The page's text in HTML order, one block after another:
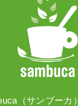
（サンブーカ